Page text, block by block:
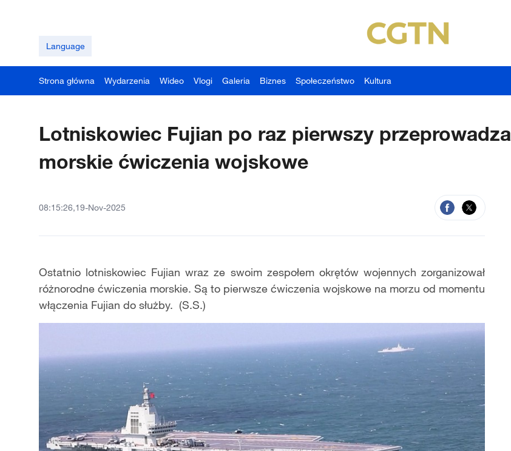
Language
Strona główna Wydarzenia Wideo Vlogi Galeria Biznes Społeczeństwo Kultura
Lotniskowiec Fujian po raz pierwszy przeprowadza
morskie ćwiczenia wojskowe
08:15:26,19-Nov-2025
Ostatnio lotniskowiec Fujian wraz ze swoim zespołem okrętów wojennych zorganizował
różnorodne ćwiczenia morskie. Są to pierwsze ćwiczenia wojskowe na morzu od momentu
włączenia Fujian do służby. (S.S.)